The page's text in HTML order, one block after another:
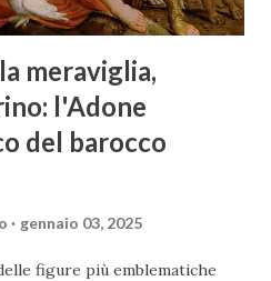
meraviglia,
l'Adone
del barocco
gennaio 03, 2025
figure più emblematiche